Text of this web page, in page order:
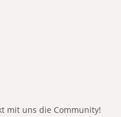
mit uns die Community!